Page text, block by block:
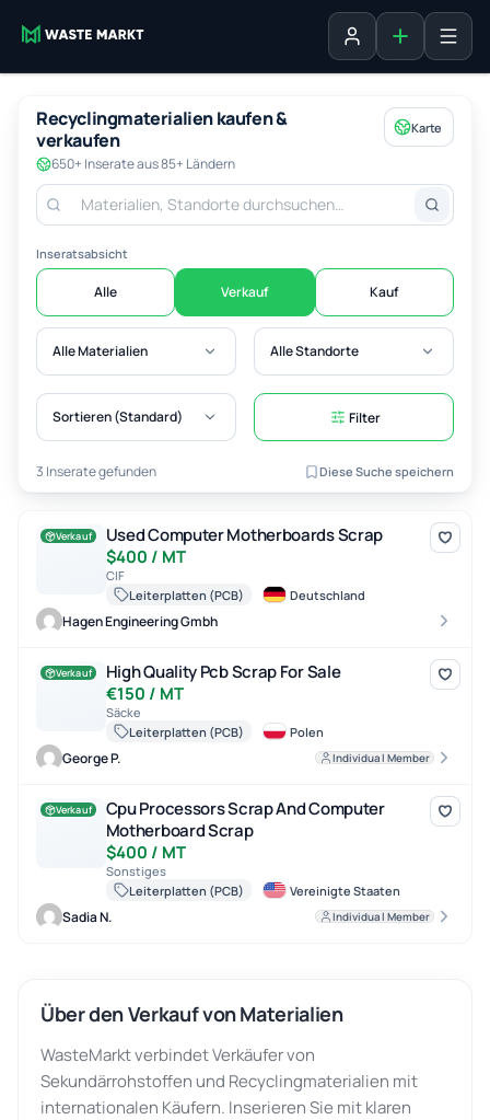
AnmeldenInserat
Recyclingmaterialien kaufen &
verkaufen
650+ Inserate aus 85+ Ländern
Karte
Inseratsabsicht
Alle Verkauf Kauf
Alle Materialien Alle Standorte
Sortieren (Standard) Filter
3 Inserate gefunden Diese Suche speichern
Used Computer Motherboards Scrap
Verkauf
Used Computer Motherboards Scrap
$400 / MT
CIF
Leiterplatten (PCB)
Deutschland
Hagen Engineering Gmbh
High Quality Pcb Scrap For Sale
Verkauf
High Quality Pcb Scrap For Sale
€150 / MT
Säcke
Leiterplatten (PCB)
Polen
George P. Individual Member
Cpu Processors Scrap And Computer Motherboard Scrap
Verkauf
Cpu Processors Scrap And Computer
Motherboard Scrap
$400 / MT
Sonstiges
Leiterplatten (PCB)
Vereinigte Staaten
Sadia N. Individual Member
Über den Verkauf von Materialien
WasteMarkt verbindet Verkäufer von
Sekundärrohstoffen und Recyclingmaterialien mit
internationalen Käufern. Inserieren Sie mit klaren